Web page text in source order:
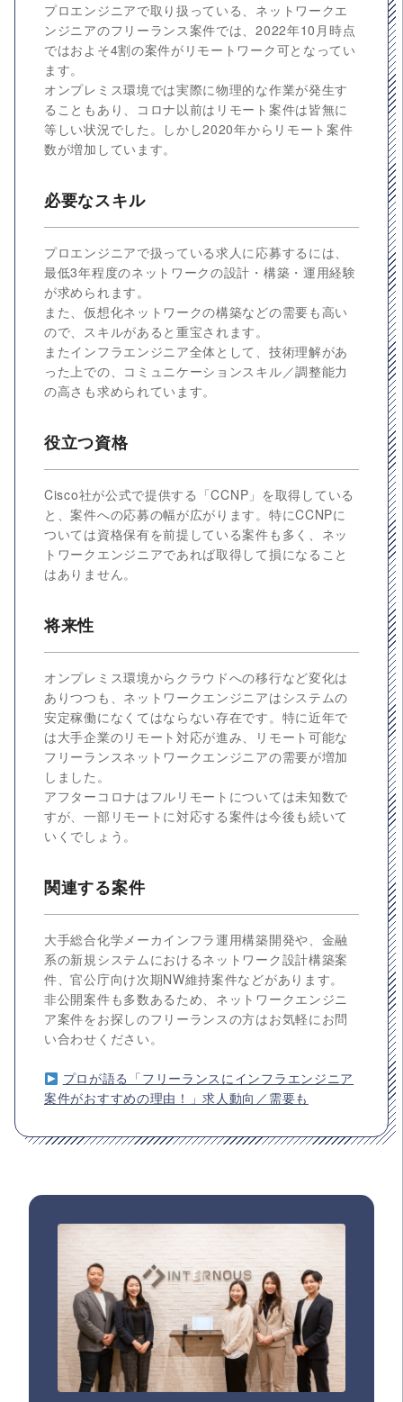
プロエンジニアで取り扱っている、ネットワークエ
ンジニアのフリーランス案件では、2022年10月時点
ではおよそ4割の案件がリモートワーク可となってい
ます。
オンプレミス環境では実際に物理的な作業が発生す
ることもあり、コロナ以前はリモート案件は皆無に
等しい状況でした。しかし2020年からリモート案件
数が増加しています。
必要なスキル
プロエンジニアで扱っている求人に応募するには、
最低3年程度のネットワークの設計・構築・運用経験
が求められます。
また、仮想化ネットワークの構築などの需要も高い
ので、スキルがあると重宝されます。
またインフラエンジニア全体として、技術理解があ
った上での、コミュニケーションスキル／調整能力
の高さも求められています。
役立つ資格
Cisco社が公式で提供する「CCNP」を取得している
と、案件への応募の幅が広がります。特にCCNPに
ついては資格保有を前提している案件も多く、ネッ
トワークエンジニアであれば取得して損になること
はありません。
将来性
オンプレミス環境からクラウドへの移行など変化は
ありつつも、ネットワークエンジニアはシステムの
安定稼働になくてはならない存在です。特に近年で
は大手企業のリモート対応が進み、リモート可能な
フリーランスネットワークエンジニアの需要が増加
しました。
アフターコロナはフルリモートについては未知数で
すが、一部リモートに対応する案件は今後も続いて
いくでしょう。
関連する案件
大手総合化学メーカインフラ運用構築開発や、金融
系の新規システムにおけるネットワーク設計構築案
件、官公庁向け次期NW維持案件などがあります。
非公開案件も多数あるため、ネットワークエンジニ
ア案件をお探しのフリーランスの方はお気軽にお問
い合わせください。
プロが語る「フリーランスにインフラエンジニア
案件がおすすめの理由！」求人動向／需要も